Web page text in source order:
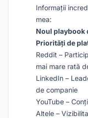
Informații
mea:
Noul playbook
Priorități de
Reddit –
mai mare rată
LinkedIn –
de companie
YouTube –
Altele –